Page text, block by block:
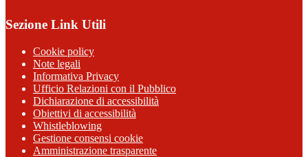
Sezione Link Utili
Cookie policy
Note legali
Informativa Privacy
Ufficio Relazioni con il Pubblico
Dichiarazione di accessibilità
Obiettivi di accessibilità
Whistleblowing
Gestione consensi cookie
Amministrazione trasparente